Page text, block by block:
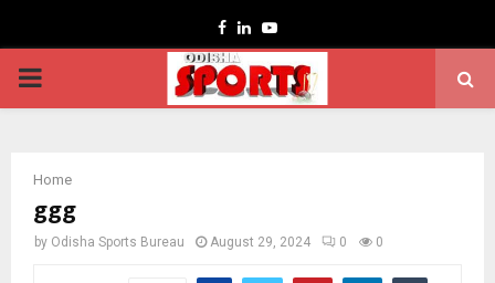
Facebook
LinkedinYoutube
PRIMARY
Home
ggg
by Odisha Sports Bureau August 29, 2024 0 0